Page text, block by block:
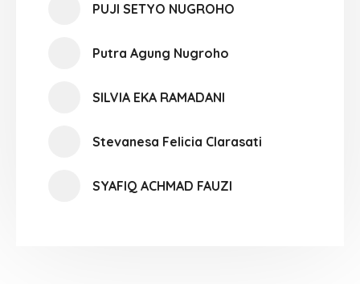
PUJI SETYO NUGROHO
Putra Agung Nugroho
SILVIA EKA RAMADANI
Stevanesa Felicia Clarasati
SYAFIQ ACHMAD FAUZI